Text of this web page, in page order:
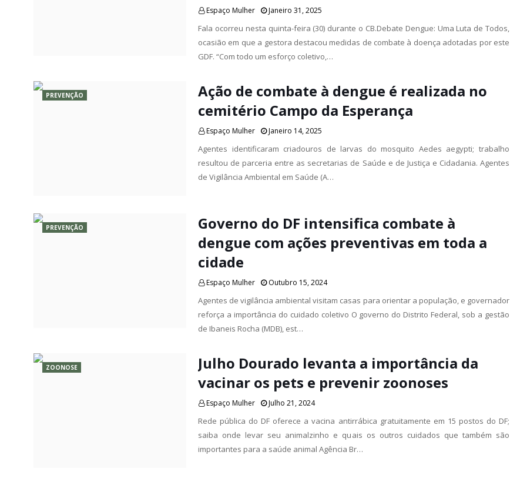
Espaço Mulher Janeiro 31, 2025
Fala ocorreu nesta quinta-feira (30) durante o CB.Debate Dengue: Uma Luta de Todos,
ocasião em que a gestora destacou medidas de combate à doença adotadas por este
GDF. “Com todo um esforço coletivo,…
PREVENÇÃO
Ação de combate à dengue é realizada no
cemitério Campo da Esperança
Espaço Mulher Janeiro 14, 2025
Agentes identificaram criadouros de larvas do mosquito Aedes aegypti; trabalho
resultou de parceria entre as secretarias de Saúde e de Justiça e Cidadania. Agentes
de Vigilância Ambiental em Saúde (A…
PREVENÇÃO
Governo do DF intensifica combate à
dengue com ações preventivas em toda a
cidade
Espaço Mulher Outubro 15, 2024
Agentes de vigilância ambiental visitam casas para orientar a população, e governador
reforça a importância do cuidado coletivo O governo do Distrito Federal, sob a gestão
de Ibaneis Rocha (MDB), est…
ZOONOSE
Julho Dourado levanta a importância da
vacinar os pets e prevenir zoonoses
Espaço Mulher Julho 21, 2024
Rede pública do DF oferece a vacina antirrábica gratuitamente em 15 postos do DF;
saiba onde levar seu animalzinho e quais os outros cuidados que também são
importantes para a saúde animal Agência Br…